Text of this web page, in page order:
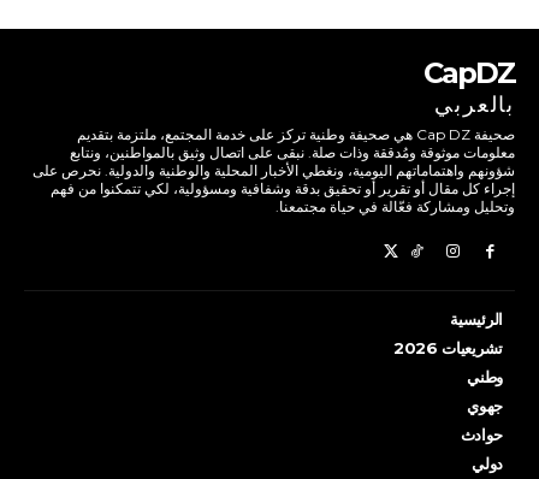
CapDZ
بالعربي
صحيفة Cap DZ هي صحيفة وطنية تركز على خدمة المجتمع، ملتزمة بتقديم
معلومات موثوقة ومُدققة وذات صلة. نبقى على اتصال وثيق بالمواطنين، ونتابع
شؤونهم واهتماماتهم اليومية، ونغطي الأخبار المحلية والوطنية والدولية. نحرص على
إجراء كل مقال أو تقرير أو تحقيق بدقة وشفافية ومسؤولية، لكي تتمكنوا من فهم
وتحليل ومشاركة فعّالة في حياة مجتمعنا.
الرئيسية
تشريعيات 2026
وطني
جهوي
حوادث
دولي